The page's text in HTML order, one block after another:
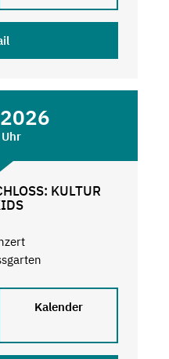
KULTUR
Kalender